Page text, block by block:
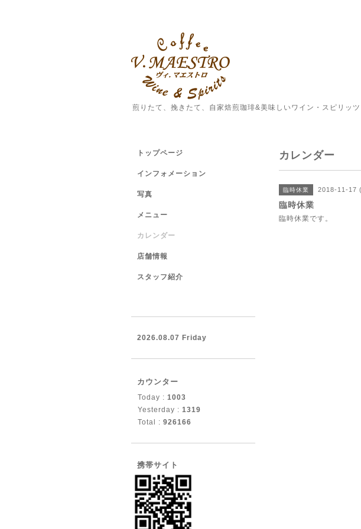
煎りたて、挽きたて、自家焙煎珈琲&美味しいワイン・スピリッ
カレンダー
臨時休業 2018-11-17
臨時休業
臨時休業です。
トップページ
インフォメーション
写真
メニュー
カレンダー
店舗情報
スタッフ紹介
2026.08.07 Friday
カウンター
Today : 1003
Yesterday : 1319
Total : 926166
携帯サイト